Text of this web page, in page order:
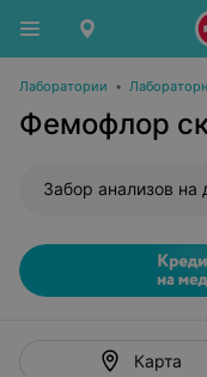
Лаборатории •
Фемофлор
Забор анализов на
Карта